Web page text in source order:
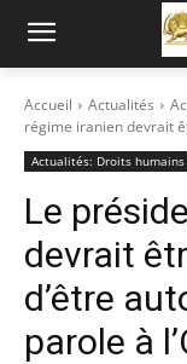
Accueil Actualités
régime iranien devrait
Actualités: Droits humains
Le
devrait
d’être
parole à